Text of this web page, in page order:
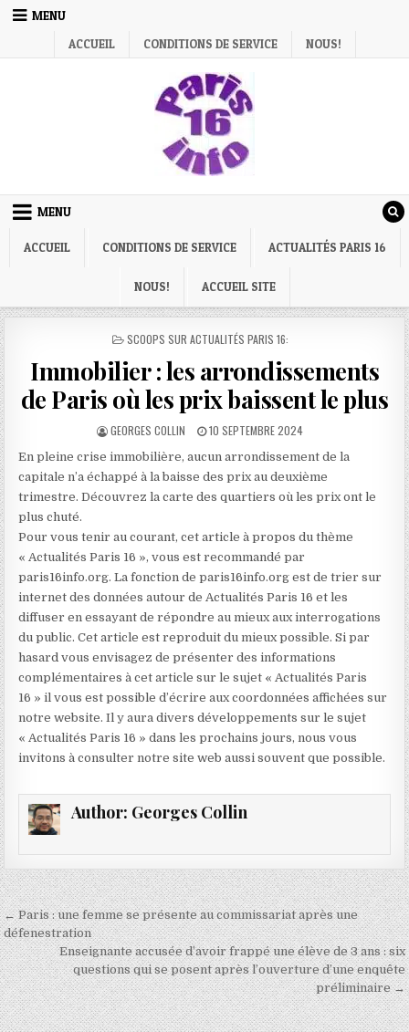
Skip
MENU
ACCUEIL
CONDITIONS DE SERVICE NOUS!
MENU
ACCUEIL CONDITIONS DE SERVICE ACTUALITÉS PARIS 16
NOUS! ACCUEIL SITE
POSTED
SCOOPS SUR ACTUALITÉS PARIS 16:
Immobilier : les arrondissements
de Paris où les prix baissent le plus
AUTHOR:
GEORGES COLLIN
PUBLISHED
10 SEPTEMBRE 2024
En pleine crise immobilière, aucun arrondissement de la
capitale n’a échappé à la baisse des prix au deuxième
trimestre. Découvrez la carte des quartiers où les prix ont le
plus chuté.
Pour vous tenir au courant, cet article à propos du thème
« Actualités Paris 16 », vous est recommandé par
paris16info.org. La fonction de paris16info.org est de trier sur
internet des données autour de Actualités Paris 16 et les
diffuser en essayant de répondre au mieux aux interrogations
du public. Cet article est reproduit du mieux possible. Si par
hasard vous envisagez de présenter des informations
complémentaires à cet article sur le sujet « Actualités Paris
16 » il vous est possible d’écrire aux coordonnées affichées sur
notre website. Il y aura divers développements sur le sujet
« Actualités Paris 16 » dans les prochains jours, nous vous
invitons à consulter notre site web aussi souvent que possible.
Author: Georges Collin
Navigation
de
l’article
← Paris : une femme se présente au commissariat après une
défenestration
Enseignante accusée d’avoir frappé une élève de 3 ans : six
questions qui se posent après l’ouverture d’une enquête
préliminaire →